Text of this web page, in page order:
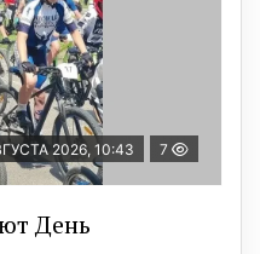
2026, 10:43 7
День